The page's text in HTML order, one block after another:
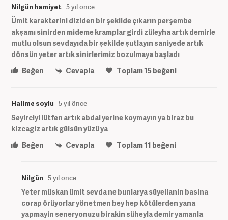
Nilgün hamiyet 5 yıl önce
Ümit karakterini diziden bir şekilde çıkarın perşembe
akşamı sinirden mideme kramplar girdi züleyha artık demirle
mutlu olsun sevdayıda bir şekilde şutlayın saniyede artık
dönsün yeter artık sinirlerimiz bozulmaya başladı
Beğen
Cevapla Toplam15beğeni
Halime soylu 5 yıl önce
Seyirciyi lütfen artık abdal yerine koymayın ya biraz bu
kizcagiz artık gülsün yüzü ya
Beğen
Cevapla Toplam11 beğeni
Nilgün 5 yıl önce
Yeter müskan ümit sevda ne bunlarya süyellanin basina
corap örüyorlar yönetmen bey hep kötülerden yana
yapmayin seneryonuzu birakin süheyla demir yamanla